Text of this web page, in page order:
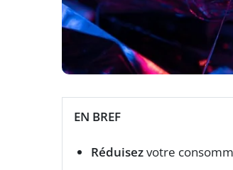
EN BREF
Réduisezvotre